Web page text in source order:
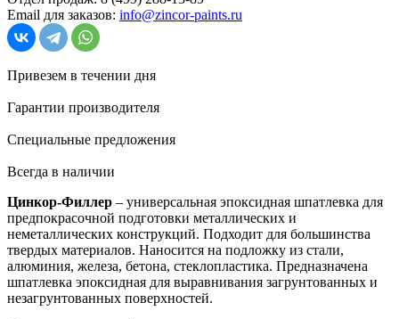
Email для заказов: info@zincor-paints.ru
Привезем в течении дня
Гарантии производителя
Специальные предложения
Всегда в наличии
Цинкор-Филлер – универсальная эпоксидная шпатлевка для
предпокрасочной подготовки металлических и
неметаллических конструкций. Подходит для большинства
твердых материалов. Наносится на подложку из стали,
алюминия, железа, бетона, стеклопластика. Предназначена
шпатлевка эпоксидная для выравнивания загрунтованных и
незагрунтованных поверхностей.